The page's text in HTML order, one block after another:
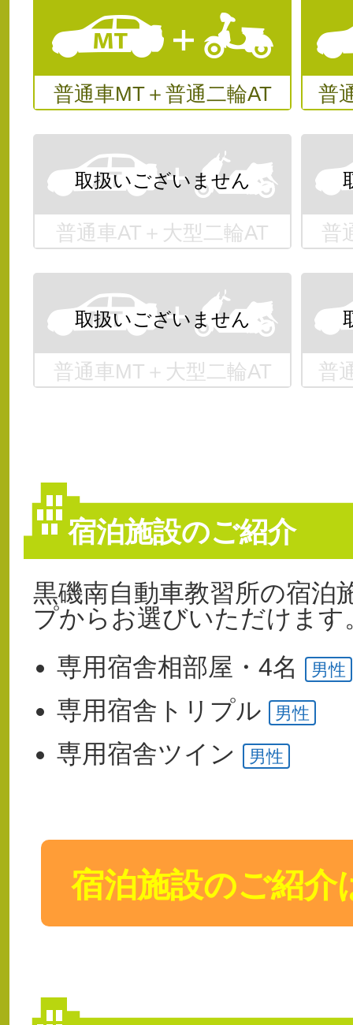
普通車MT＋普通二輪AT 普
普通車AT＋大型二輪AT 普
普通車MT＋大型二輪AT 普
宿泊施設のご紹介
黒磯南自動車教習所の宿泊
プからお選びいただけます
専用宿舎相部屋・4名 男性
専用宿舎 トリプル 男性
専用宿舎ツイン 男性
宿泊施設のご紹介